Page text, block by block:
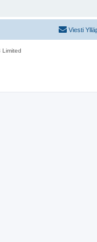
Viesti
Limited